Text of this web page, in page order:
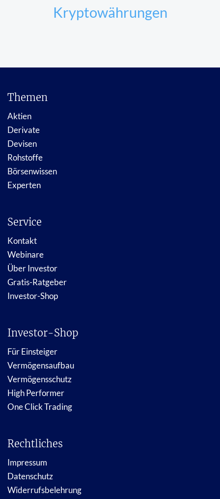
Kryptowährungen
Themen
Aktien
Derivate
Devisen
Rohstoffe
Börsenwissen
Experten
Service
Kontakt
Webinare
Über Investor
Gratis-Ratgeber
Investor-Shop
Investor-Shop
Für Einsteiger
Vermögensaufbau
Vermögensschutz
High Performer
One Click Trading
Rechtliches
Impressum
Datenschutz
Widerrufsbelehrung